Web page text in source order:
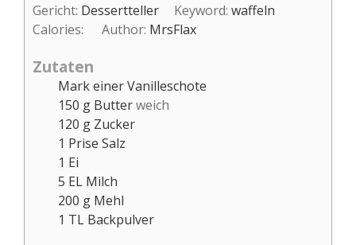
Gericht: Dessertteller Keyword:waffeln
Calories:
Author: MrsFlax
Zutaten
Mark einer Vanilleschote
150 g Butterweich
120 g Zucker
1 Prise Salz
1 Ei
5 EL Milch
200 g Mehl
1 TL Backpulver